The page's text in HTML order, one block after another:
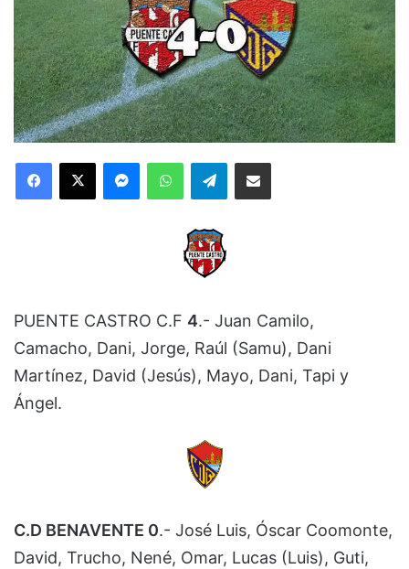
Telegram
PUENTE CASTRO C.F 4.- Juan Camilo,
Camacho, Dani, Jorge, Raúl (Samu), Dani
Martínez, David (Jesús), Mayo, Dani, Tapi y
Ángel.
C.D BENAVENTE 0.- José Luis, Óscar Coomonte,
David, Trucho, Nené, Omar, Lucas (Luis), Guti,